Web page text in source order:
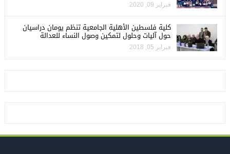
فبراير 09, 2020
كلية فلسطين الأهلية الجامعية تنظم يومان دراسيان
حول آليات وحلول لتمكين وصول النساء للعدالة
فبراير 05, 2018